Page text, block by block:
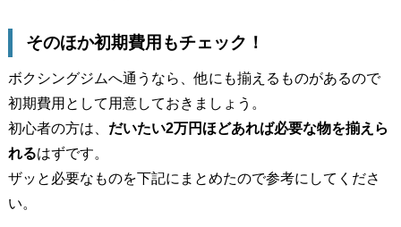
そのほか初期費用もチェック！
ボクシングジムへ通うなら、他にも揃えるものがあるので
初期費用として用意しておきましょう。
初心者の方は、 だいたい2万円ほどあれば必要な物を揃えら
れるはずです。
ザッと必要なものを下記にまとめたので参考にしてくださ
い。